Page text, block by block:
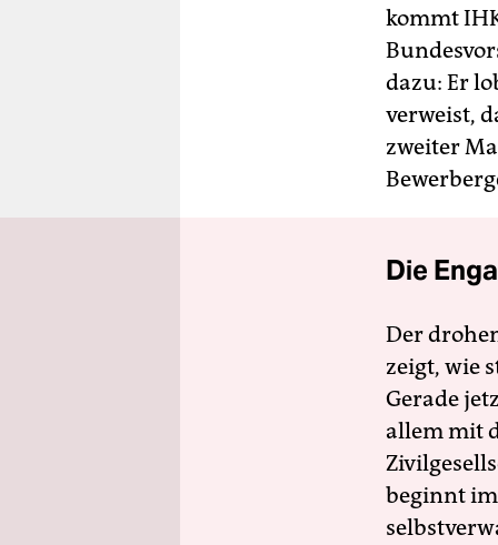
kommt
dazu: Er
verweist,
zweiter
Die
Der
zeigt, wie
Gerade
allem mit
beginnt